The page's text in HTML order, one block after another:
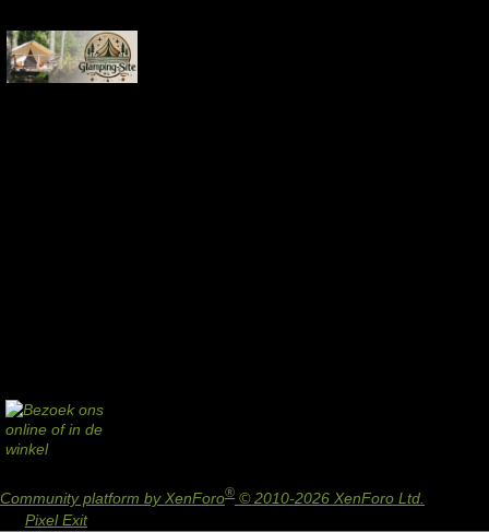
Community platform by XenForo® © 2010-2026 XenForo Ltd.
Pixel Exit